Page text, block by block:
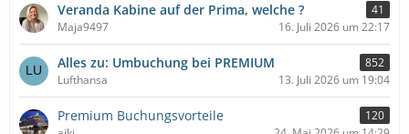
Veranda Kabine auf der Prima, welche ?
41
Maja9497
16. Juli 2026 um 22:17
Alles zu: Umbuchung bei PREMIUM
852
Lufthansa
13. Juli 2026 um 19:04
Premium Buchungsvorteile
120